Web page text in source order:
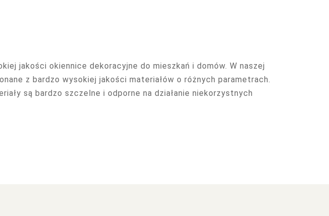
jakości okiennice dekoracyjne do mieszkań i domów. W naszej
z bardzo wysokiej jakości materiałów o różnych parametrach.
są bardzo szczelne i odporne na działanie niekorzystnych